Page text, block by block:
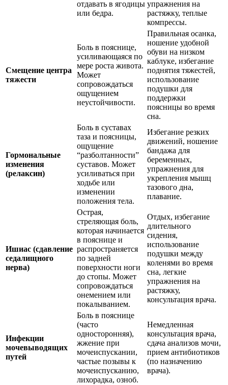
отдавать в ягодицы
или бедра.
упражнения на
растяжку, теплые
компрессы.
Смещение центра
тяжести
Боль в пояснице,
усиливающаяся по
мере роста живота.
Может
сопровождаться
ощущением
неустойчивости.
Правильная осанка,
ношение удобной
обуви на низком
каблуке, избегание
поднятия тяжестей,
использование
подушки для
поддержки
поясницы во время
сна.
Гормональные
изменения
(релаксин)
Боль в суставах
таза и поясницы,
ощущение
“разболтанности”
суставов. Может
усиливаться при
ходьбе или
изменении
положения тела.
Избегание резких
движений, ношение
бандажа для
беременных,
упражнения для
укрепления мышц
тазового дна,
плавание.
Ишиас (сдавление
седалищного
нерва)
Острая,
стреляющая боль,
которая начинается
в пояснице и
распространяется
по задней
поверхности ноги
до стопы. Может
сопровождаться
онемением или
покалыванием.
Отдых, избегание
длительного
сидения,
использование
подушки между
коленями во время
сна, легкие
упражнения на
растяжку,
консультация врача.
Инфекции
мочевыводящих
путей
Боль в пояснице
(часто
односторонняя),
жжение при
мочеиспускании,
частые позывы к
мочеиспусканию,
лихорадка, озноб.
Немедленная
консультация врача,
сдача анализов мочи,
прием антибиотиков
(по назначению
врача).